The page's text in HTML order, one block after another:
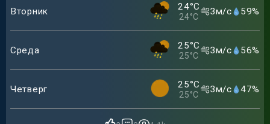
Вторник 24°C
24°C 3м/с 59%
Среда 25°C
25°C 3м/с 56%
Четверг 25°C
25°C 3м/с 47%